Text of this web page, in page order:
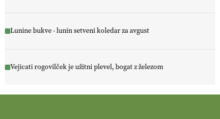
Lunine bukve - lunin setveni koledar za avgust
Vejicati rogovilček je užitni plevel, bogat z železom